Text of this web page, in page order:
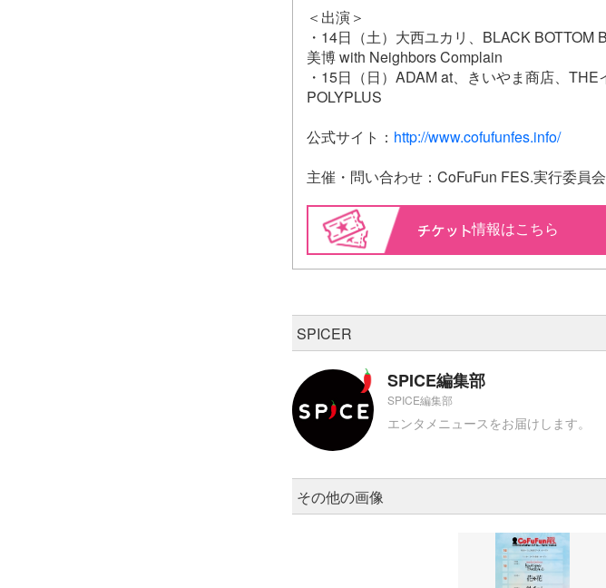
＜出演＞
・14日（土）大西ユカリ、BLACK
美博 with Neighbors Complain
・15日（日）ADAM at、きいやま商店、
POLYPLUS
公式サイト： http://www.cofufunfes.info/
主催・問い合わせ：CoFuFun FES.実行委員
情報はこちら
SPICER
SPICE編集部
SPICE編集部
エンタメニュースをお届けします。
その他の画像